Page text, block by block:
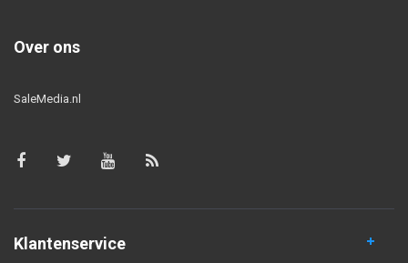
Over ons
SaleMedia.nl
Klantenservice